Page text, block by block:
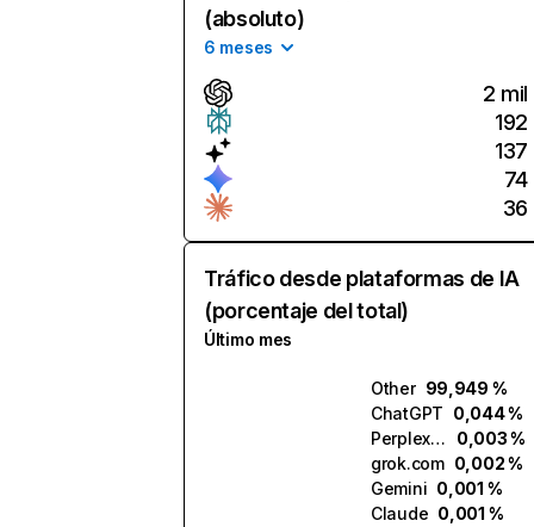
(absoluto)
6 meses
2 mil
192
137
74
36
Tráfico desde plataformas de IA
(porcentaje del total)
Último mes
Other 99,949 %
ChatGPT 0,044 %
Perplexity
0,003 %
grok.com 0,002 %
Gemini 0,001 %
Claude 0,001 %